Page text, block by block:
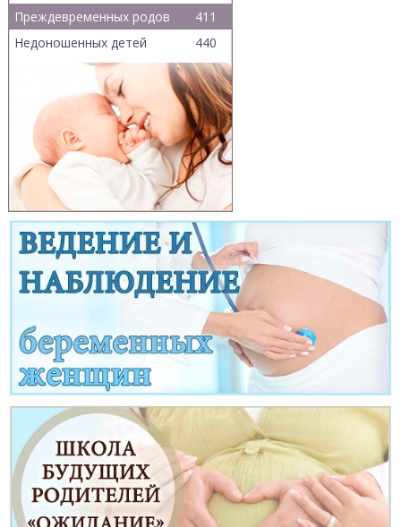
Преждевременных родов
411
Недоношенных детей
440